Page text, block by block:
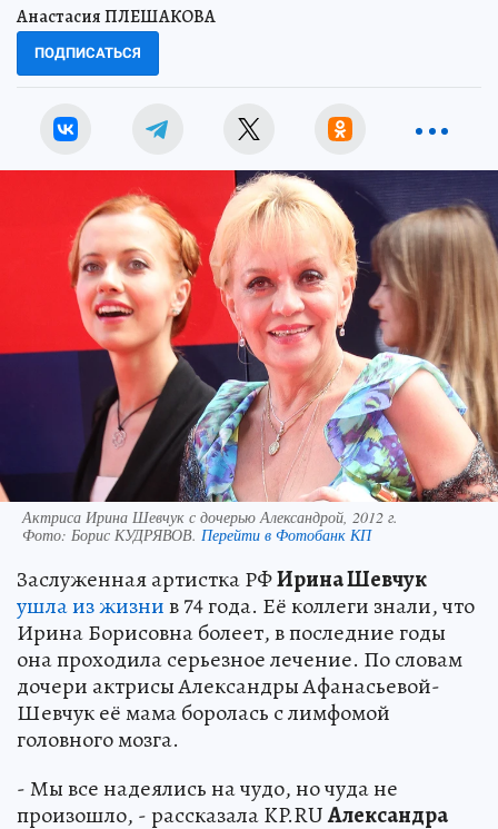
Анастасия ПЛЕШАКОВА
ПОДПИСАТЬСЯ
Актриса Ирина Шевчук с дочерью Александрой, 2012 г.
Фото: Борис КУДРЯВОВ. Перейти в Фотобанк КП
Заслуженная артистка РФИрина Шевчук
ушла из жизнив 74 года. Её коллеги знали, что
Ирина Борисовна болеет, в последние годы
она проходила серьезное лечение. По словам
дочери актрисы Александры Афанасьевой-
Шевчук её мама боролась с лимфомой
головного мозга.
- Мы все надеялись на чудо, но чуда не
произошло, - рассказала KP.RUАлександра